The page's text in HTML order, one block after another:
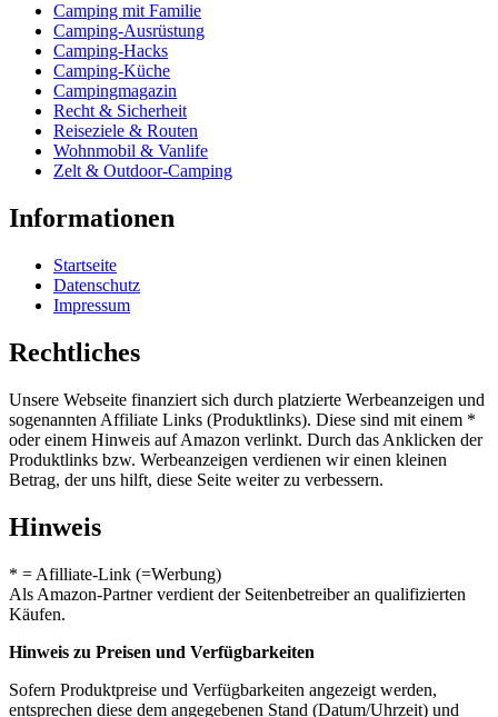
Camping mit Familie
Camping-Ausrüstung
Camping-Hacks
Camping-Küche
Campingmagazin
Recht & Sicherheit
Reiseziele & Routen
Wohnmobil & Vanlife
Zelt & Outdoor-Camping
Informationen
Startseite
Datenschutz
Impressum
Rechtliches
Unsere Webseite finanziert sich durch platzierte Werbeanzeigen und
sogenannten Affiliate Links (Produktlinks). Diese sind mit einem *
oder einem Hinweis auf Amazon verlinkt. Durch das Anklicken der
Produktlinks bzw. Werbeanzeigen verdienen wir einen kleinen
Betrag, der uns hilft, diese Seite weiter zu verbessern.
Hinweis
* = Afilliate-Link (=Werbung)
Als Amazon-Partner verdient der Seitenbetreiber an qualifizierten
Käufen.
Hinweis zu Preisen und Verfügbarkeiten
Sofern Produktpreise und Verfügbarkeiten angezeigt werden,
entsprechen diese dem angegebenen Stand (Datum/Uhrzeit) und